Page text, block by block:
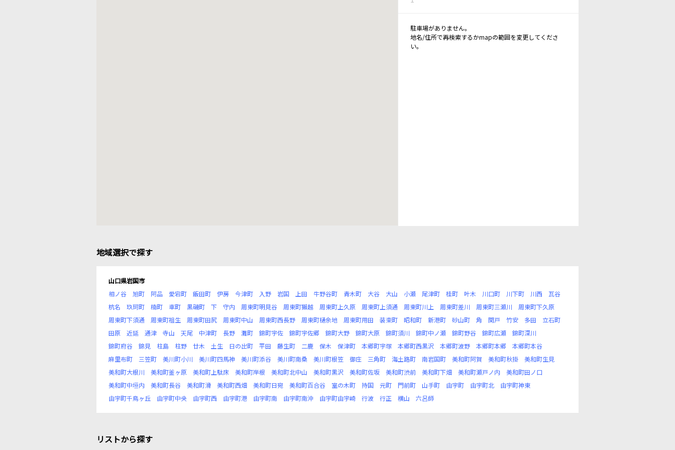
駐車場がありません。
地名/住所で再検索するかmapの範囲を変更してくださ
い。
地域選択で探す
山口県岩国市
相ノ谷
旭町 阿品 愛宕町 飯田町 伊房 今津町 入野 岩国 上田 牛野谷町 青木町 大谷 大山 小瀬 尾津町 桂町 叶木 川口町 川下町 川西
瓦谷
杭名
玖珂町 楠町 車町 黒磯町 下 守内 周東町明見谷 周東町獺越 周東町上久原 周東町上須通 周東町川上 周東町差川 周東町三瀬川
周東町下久原
周東町下須通
周東町祖生 周東町田尻 周東町中山 周東町西長野 周東町樋余地 周東町用田 装束町 昭和町 新港町 砂山町 角 関戸 竹安 多田
立石町
田原
近延 通津 寺山 天尾 中津町 長野 灘町 錦町宇佐 錦町宇佐郷 錦町大野 錦町大原 錦町須川 錦町中ノ瀬 錦町野谷 錦町広瀬
錦町深川
錦町府谷
錦見 柱島 柱野 廿木 土生 日の出町 平田 藤生町 二鹿 保木 保津町 本郷町宇塚 本郷町西黒沢 本郷町波野 本郷町本郷
本郷町本谷
麻里布町
三笠町 美川町小川 美川町四馬神 美川町添谷 美川町南桑 美川町根笠 御庄 三角町 海土路町 南岩国町 美和町阿賀 美和町秋掛
美和町生見
美和町大根川
美和町釜ヶ原 美和町上駄床 美和町岸根 美和町北中山 美和町黒沢 美和町佐坂 美和町渋前 美和町下畑 美和町瀬戸ノ内
美和町田ノ口
美和町中垣内
美和町長谷 美和町滑 美和町西畑 美和町日宛 美和町百合谷 室の木町 持国 元町 門前町 山手町 由宇町 由宇町北
由宇町神東
由宇町千鳥ヶ丘
由宇町中央 由宇町西 由宇町港 由宇町南 由宇町南沖 由宇町由宇崎 行波 行正 横山 六呂師
リストから探す